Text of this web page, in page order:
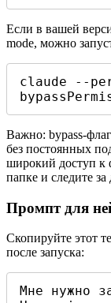
Если в вашей
mode, можно
claude --
Важно: bypass-
без постоянных
широкий доступ к
папке и следите
Промпт для
Скопируйте этот
после запуска:
Мне нужно